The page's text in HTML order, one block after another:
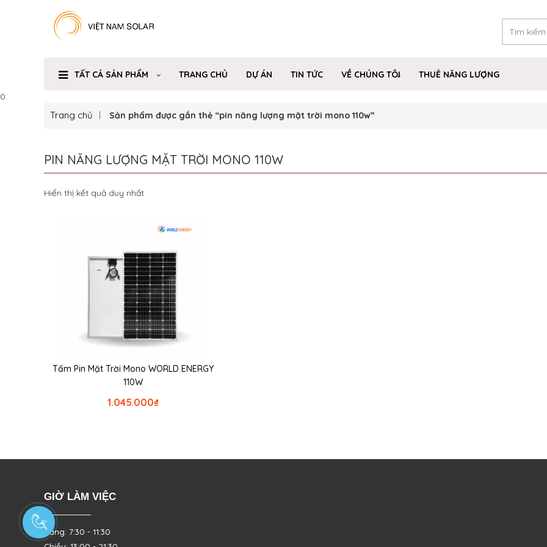
TẤT CẢ SẢN PHẨM TRANG CHỦ DỰ ÁN TIN TỨC VỀ CHÚNG TÔI
THUÊ NĂNG LƯỢNG
0
Trang chủ Sản phẩm được gắn thẻ “pin năng lượng mặt trời mono 110w”
PIN NĂNG LƯỢNG MẶT TRỜI MONO 110W
Hiển thị kết quả duy nhất
Tấm Pin Mặt Trời Mono WORLD ENERGY
110W
₫
1.045.000
GIỜ LÀM VIỆC
Sáng: 7:30 - 11:30